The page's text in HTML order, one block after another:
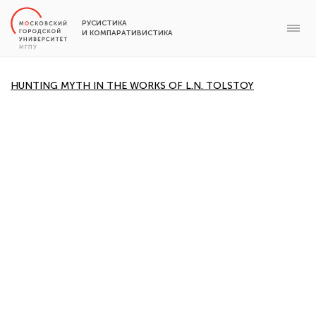
РУСИСТИКА
И КОМПАРАТИВИСТИКА
HUNTING MYTH IN THE WORKS OF L.N. TOLSTOY